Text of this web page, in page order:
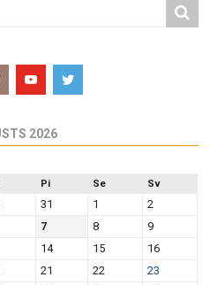
2026
Pi Se Sv
31 1
2
7 8
9
14 15
16
21 22
23